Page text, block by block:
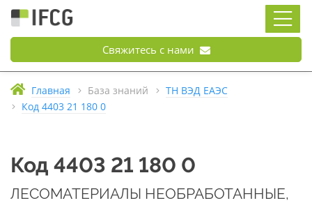
Свяжитесь с нами
Главная База знаний
ТН ВЭД ЕАЭС
Код 4403 21 180 0
Код 4403 21 180 0
ЛЕСОМАТЕРИАЛЫ НЕОБРАБОТАННЫЕ,